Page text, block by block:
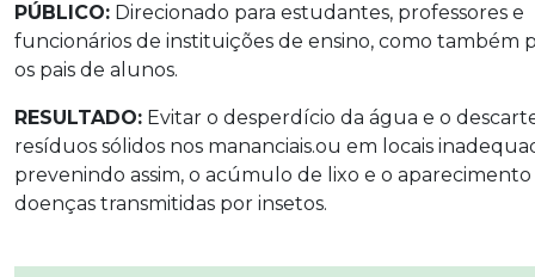
PÚBLICO: Direcionado para estudantes, professores e
funcionários de instituições de ensino, como também
os pais de alunos.
RESULTADO: Evitar o desperdício da água e o
resíduos sólidos nos mananciais.ou em locais
prevenindo assim, o acúmulo de lixo e o
doenças transmitidas por insetos.